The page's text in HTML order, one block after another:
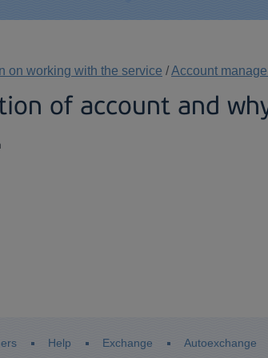
on working with the service /Account
of account and
Help Exchange Autoexchange